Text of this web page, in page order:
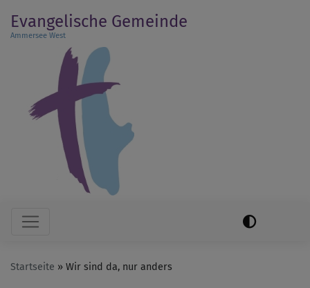
zum
Inhalt
Evangelische Gemeinde
Ammersee West
Hauptnavigation
Startseite Wir sind da, nur anders